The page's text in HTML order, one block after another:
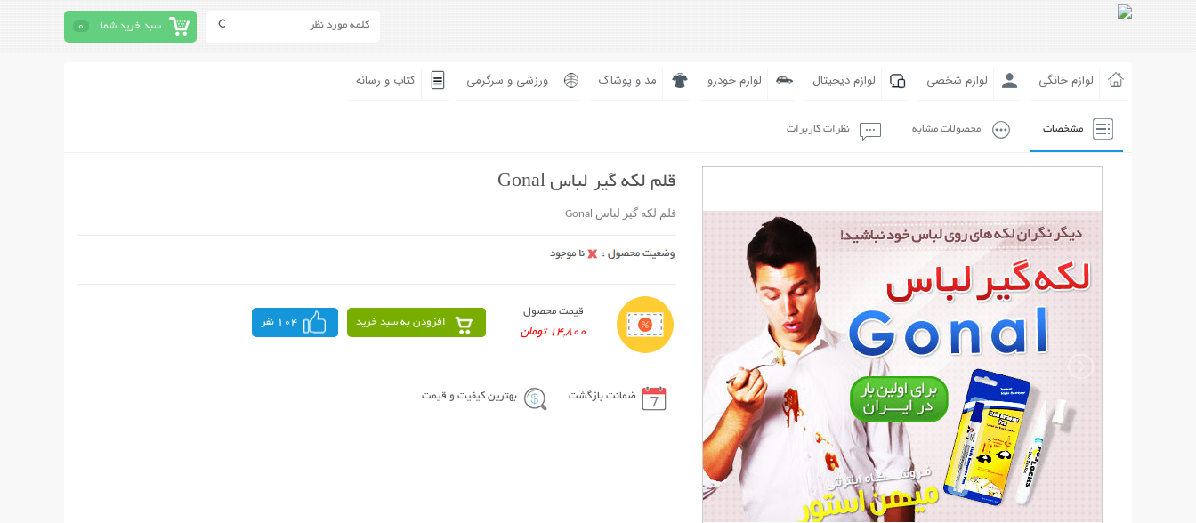
سبد خرید شما 0
لوازم خانگی لوازم شخصی لوازم دیجیتال لوازم خودرو مد و پوشاک ورزشی و سرگرمی کتاب و رسانه
مشخصات محصولات مشابه نظرات کاربرات
قلم لکه گیر لباس Gonal
قلم لکه گیر لباس Gonal
قیمت محصول
14,800 تومان
افزودن به سبد خرید 104 نفر
ضمانت بازگشت بهترین کیفیت و قیمت